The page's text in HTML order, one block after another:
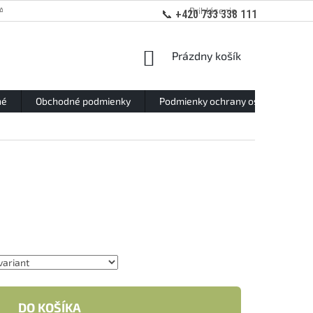
📞 +420 733 338 111
OSOBNÝCH ÚDAJOV Prihlásenie
NÁKUPNÝ
Prázdny košík
Obchodné podmienky Podmienky ochrany osobných
DO KOŠÍKA